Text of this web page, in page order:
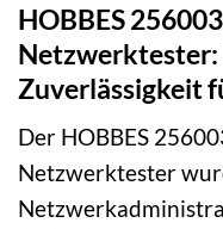
HOBBES
Netzwerktester:
Zuverlässigkeit
Der HOBBES
Netzwerktester